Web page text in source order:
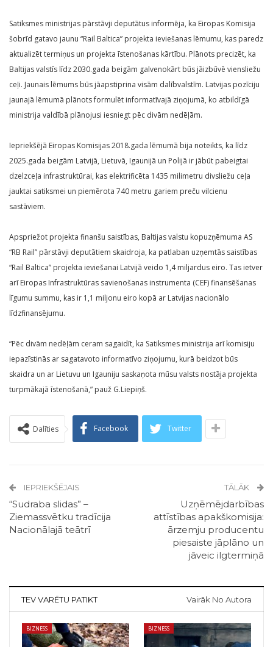
Satiksmes ministrijas pārstāvji deputātus informēja, ka Eiropas Komisija
šobrīd gatavo jaunu “Rail Baltica” projekta ieviešanas lēmumu, kas paredz
aktualizēt termiņus un projekta īstenošanas kārtību. Plānots precizēt, ka
Baltijas valstīs līdz 2030.gada beigām galvenokārt būs jāizbūvē viensliežu
ceļi. Jaunais lēmums būs jāapstiprina visām dalībvalstīm. Latvijas pozīciju
jaunajā lēmumā plānots formulēt informatīvajā ziņojumā, ko atbildīgā
ministrija valdībā plānojusi iesniegt pēc divām nedēļām.
Iepriekšējā Eiropas Komisijas 2018.gada lēmumā bija noteikts, ka līdz
2025.gada beigām Latvijā, Lietuvā, Igaunijā un Polijā ir jābūt pabeigtai
dzelzceļa infrastruktūrai, kas elektrificēta 1435 milimetru divsliežu ceļa
jauktai satiksmei un piemērota 740 metru gariem preču vilcienu
sastāviem.
Apspriežot projekta finanšu saistības, Baltijas valstu kopuzņēmuma AS
“RB Rail” pārstāvji deputātiem skaidroja, ka patlaban uzņemtās saistības
“Rail Baltica” projekta ieviešanai Latvijā veido 1,4 miljardus eiro. Tas ietver
arī Eiropas Infrastruktūras savienošanas instrumenta (CEF) finansēšanas
līgumu summu, kas ir 1,1 miljonu eiro kopā ar Latvijas nacionālo
līdzfinansējumu.
“Pēc divām nedēļām ceram sagaidīt, ka Satiksmes ministrija arī komisiju
iepazīstinās ar sagatavoto informatīvo ziņojumu, kurā beidzot būs
skaidra un ar Lietuvu un Igauniju saskaņota mūsu valsts nostāja projekta
turpmākajā īstenošanā,” pauž G.Liepiņš.
Dalīties Facebook Twitter
IEPRIEKŠĒJAIS
“Sudraba slidas” –
Ziemassvētku tradīcija
Nacionālajā teātrī
TĀLĀK
Uzņēmējdarbības
attīstības apakškomisija:
ārzemju producentu
piesaiste jāplāno un
jāveic ilgtermiņā
TEV VARĒTU PATIKT Vairāk No Autora
BIZNESS BIZNESS